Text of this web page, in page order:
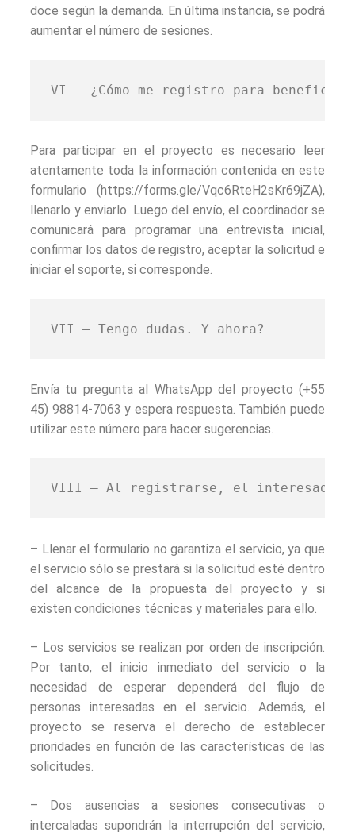
doce según la demanda. En última instancia, se podrá
aumentar el número de sesiones.
VI – ¿Cómo me registro para
Para participar en el proyecto es necesario leer
atentamente toda la información contenida en este
formulario (https://forms.gle/Vqc6RteH2sKr69jZA),
llenarlo y enviarlo. Luego del envío, el coordinador se
comunicará para programar una entrevista inicial,
confirmar los datos de registro, aceptar la solicitud e
iniciar el soporte, si corresponde.
VII – Tengo dudas. Y ahora?
Envía tu pregunta al WhatsApp del proyecto (+55
45) 98814-7063 y espera respuesta. También puede
utilizar este número para hacer sugerencias.
VIII – Al registrarse, el interesado
– Llenar el formulario no garantiza el servicio, ya que
el servicio sólo se prestará si la solicitud esté dentro
del alcance de la propuesta del proyecto y si
existen condiciones técnicas y materiales para ello.
– Los servicios se realizan por orden de inscripción.
Por tanto, el inicio inmediato del servicio o la
necesidad de esperar dependerá del flujo de
personas interesadas en el servicio. Además, el
proyecto se reserva el derecho de establecer
prioridades en función de las características de las
solicitudes.
– Dos ausencias a sesiones consecutivas o
intercaladas supondrán la interrupción del servicio,